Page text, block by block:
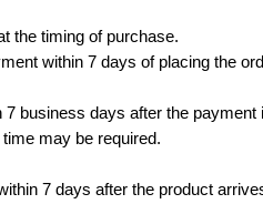
timing of purchase.
within 7 days of placing the
7 business days after the
may be required.
7 days after the product